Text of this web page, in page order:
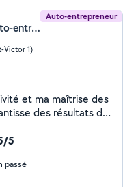
Auto-entrepreneur
Lucasprobdx Tce (auto-entrepreneur)
Victor 1)
et ma maîtrise des
des résultats de
pour vos
5
passé